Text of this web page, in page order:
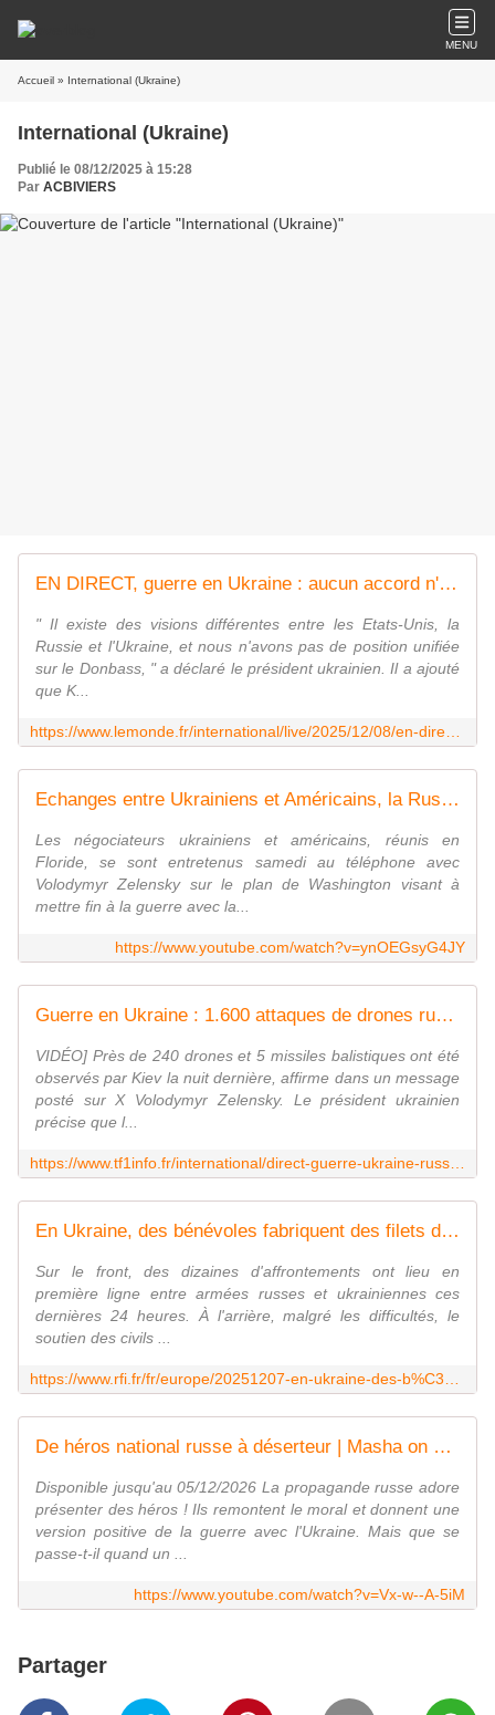
MENU
Accueil » International (Ukraine)
International (Ukraine)
Publié le 08/12/2025 à 15:28
Par ACBIVIERS
EN DIRECT, guerre en Ukraine : aucun accord n'a pour l'instant été conclu concernant le Donbass dans le cadre des négociations avec les Etats-Unis, affirme Volodymyr Zelensky
" Il existe des visions différentes entre les Etats-Unis, la
Russie et l'Ukraine, et nous n'avons pas de position unifiée
sur le Donbass, " a déclaré le président ukrainien. Il a ajouté
que K...
Echanges entre Ukrainiens et Américains, la Russie poursuit ses bombardements * FRANCE 24
Les négociateurs ukrainiens et américains, réunis en
Floride, se sont entretenus samedi au téléphone avec
Volodymyr Zelensky sur le plan de Washington visant à
mettre fin à la guerre avec la...
https://www.youtube.com/watch?v=ynOEGsyG4JY
Guerre en Ukraine : 1.600 attaques de drones russes recensées par Kiev sur le pays en une semaine | TF1 INFO
VIDÉO] Près de 240 drones et 5 missiles balistiques ont été
observés par Kiev la nuit dernière, affirme dans un message
posté sur X Volodymyr Zelensky. Le président ukrainien
précise que l...
En Ukraine, des bénévoles fabriquent des filets de camouflage pour les snipers
Sur le front, des dizaines d'affrontements ont lieu en
première ligne entre armées russes et ukrainiennes ces
dernières 24 heures. À l'arrière, malgré les difficultés, le
soutien des civils ...
De héros national russe à déserteur | Masha on Russia | ARTE
Disponible jusqu'au 05/12/2026 La propagande russe adore
présenter des héros ! Ils remontent le moral et donnent une
version positive de la guerre avec l'Ukraine. Mais que se
passe-t-il quand un ...
https://www.youtube.com/watch?v=Vx-w--A-5iM
Partager